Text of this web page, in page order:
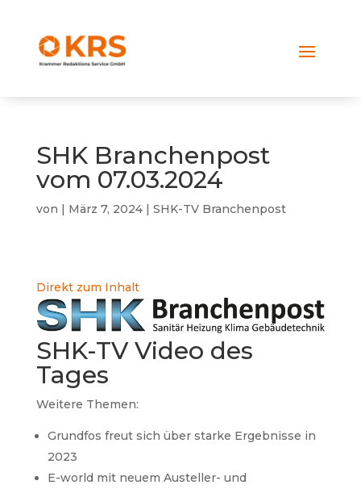
SHK Branchenpost
vom 07.03.2024
von | März 7, 2024| SHK-TV Branchenpost
Direkt zum Inhalt
SHK-TV Video des
Tages
Weitere Themen:
Grundfos freut sich über starke Ergebnisse in
2023
E-world mit neuem Austeller- und